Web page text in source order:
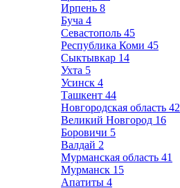
Ирпень 8
Буча 4
Севастополь 45
Республика Коми 45
Сыктывкар 14
Ухта 5
Усинск 4
Ташкент 44
Новгородская область 42
Великий Новгород 16
Боровичи 5
Валдай 2
Мурманская область 41
Мурманск 15
Апатиты 4